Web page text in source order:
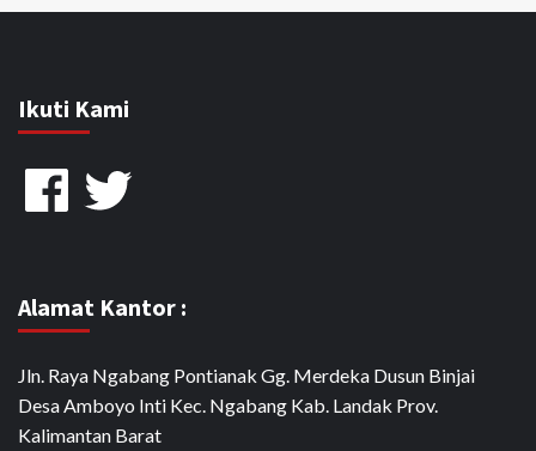
Ikuti Kami
FacebookTwitter
Alamat Kantor :
Jln. Raya Ngabang Pontianak Gg. Merdeka Dusun Binjai
Desa Amboyo Inti Kec. Ngabang Kab. Landak Prov.
Kalimantan Barat